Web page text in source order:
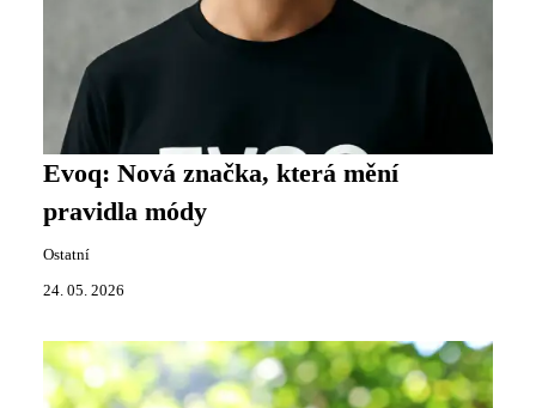
Evoq: Nová značka, která mění
pravidla módy
Ostatní
24. 05. 2026